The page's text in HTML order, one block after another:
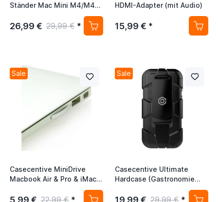
Ständer Mac Mini M4/M4
26,99 € 29,99 € *
HDMI-Adapter (mit Audio)
15,99 € *
Sale
Casecentive MiniDrive
Macbook Air & Pro & iMac
5,99 € 22,99 € *
Sale
Casecentive Ultimate
Hardcase (Gastronomie
Hülle) iPod Touch 5 / 6 / 7
Schwarz
19,99 € 29,99 € *